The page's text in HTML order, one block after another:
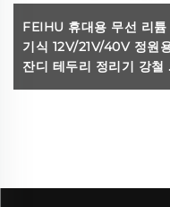
FEIHU 휴대용 무선 리튬
기식 12V/21V/40V 정원
잔디 테두리 정리기 강철
레이드 잔디 정리용